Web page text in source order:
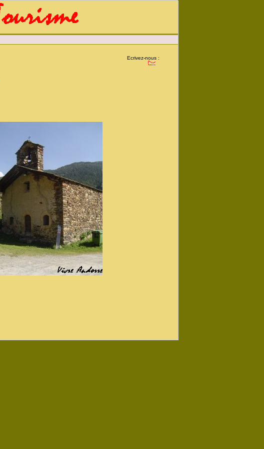
Ecrivez-nous :